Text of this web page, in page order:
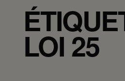
LOI 25